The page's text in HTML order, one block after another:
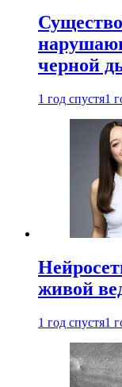
черной
1 год спустя1
живой
1 год спустя1